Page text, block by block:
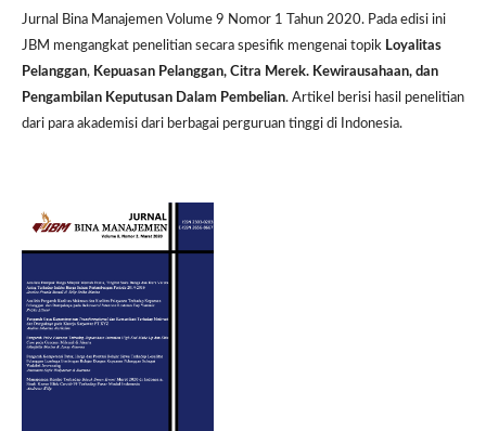
Jurnal Bina Manajemen Volume 9 Nomor 1 Tahun 2020. Pada edisi ini
JBM mengangkat penelitian secara spesifik mengenai topik Loyalitas
Pelanggan, Kepuasan Pelanggan, Citra Merek. Kewirausahaan, dan
Pengambilan Keputusan Dalam Pembelian. Artikel berisi hasil penelitian
dari para akademisi dari berbagai perguruan tinggi di Indonesia.